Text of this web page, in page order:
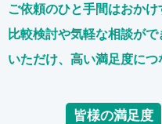
ご依頼のひと手間はおかけ
比較検討や気軽な相談がで
いただけ、高い満足度につ
皆様の満足度